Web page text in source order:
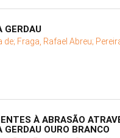
GERDAU
de; Fraga, Rafael Abreu;
À ABRASÃO
OURO BRANCO